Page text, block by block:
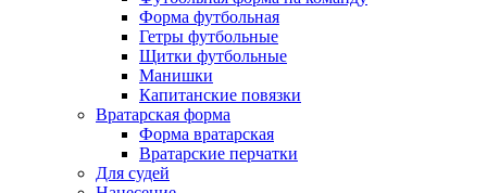
Форма футбольная
Гетры футбольные
Щитки футбольные
Манишки
Капитанские повязки
Вратарская форма
Форма вратарская
Вратарские перчатки
Для судей